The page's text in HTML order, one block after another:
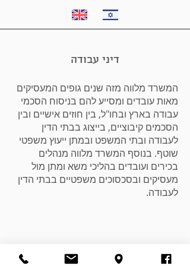
דיני עבודה
המשרד מלווה מזה שנים גופים המעסיקים
מאות עובדים ומסייע להם בניסוח הסכמי
עבודה בארץ ובחו"ל, בין חוזים אישיים ובין
הסכמים קיבוציים, בייצוג בבתי הדין
לעבודה ובתי המשפט ובמתן ייעוץ משפטי
שוטף. בנוסף המשרד מלווה מנהלים
בכירים ועובדים בהליכי משא ומתן מול
מעסיקים ובסכסוכים משפטיים בבתי הדין
לעבודה.